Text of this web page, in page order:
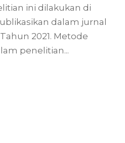
ini dilakukan di
dalam jurnal
2021. Metode
penelitian...